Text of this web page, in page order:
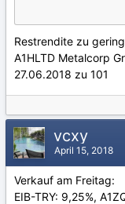
Restrendite zu
A1HLTD Metalcorp
27.06.2018 zu 101
vcxy
April 15, 2018
Verkauf am Freitag:
EIB-TRY: 9,25%,